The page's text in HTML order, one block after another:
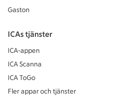
Gaston
ICAs tjänster
ICA-appen
ICA Scanna
ICA ToGo
Fler appar och tjänster